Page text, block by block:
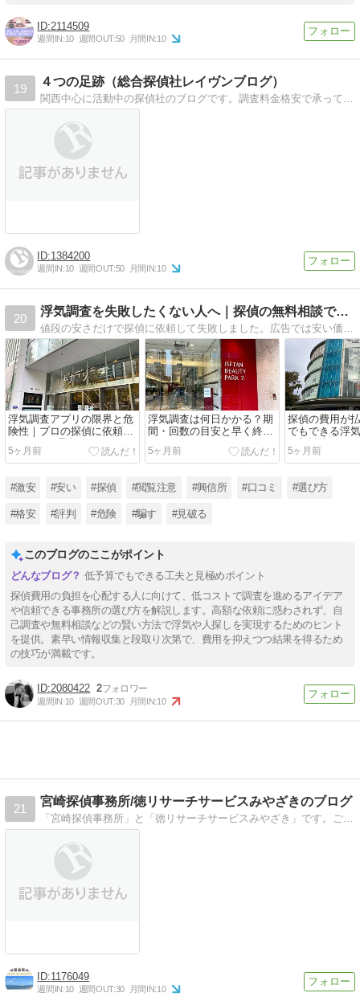
2114509
週間IN:10 週間OUT:50 月間IN:10
19
４つの足跡（総合探偵社レイヴンブログ）
1384200
週間IN:10 週間OUT:50 月間IN:10
20
浮気調査を失敗したくない人へ｜探偵の無料相談で分かる真実注意
浮気調査アプリの限界と危
険性｜プロの探偵に依頼す
べき3つの理由
5ヶ月前
浮気調査は何日かかる？期
間・回数の目安と早く終わ
らせるためのポイント
5ヶ月前
探偵の費用が
でもできる浮
と相談先
5ヶ月前
#激安 #安い #探偵 #閲覧注意 #興信所 #口コミ #選び方
#格安 #評判 #危険 #騙す #見破る
このブログのここがポイント
低予算でもできる工夫と見極めポイント
探偵費用の負担を心配する人に向けて、低コストで調査を進めるアイデア
や信頼できる事務所の選び方を解説します。高額な依頼に惑わされず、自
己調査や無料相談などの賢い方法で浮気や人探しを実現するためのヒント
を提供。素早い情報収集と段取り次第で、費用を抑えつつ結果を得るため
の技巧が満載です。
2080422 2
週間IN:10 週間OUT:30 月間IN:10
21
宮崎探偵事務所/徳リサーチサービスみやざきのブログ
「宮崎探偵事務所」と「徳リサーチサービスみやざき」です。ご相談24時間受付中です！調査は全国対応致します！
1176049
週間IN:10 週間OUT:30 月間IN:10